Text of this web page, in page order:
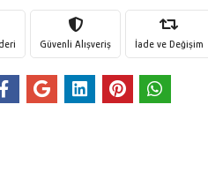
Güvenli Alışveriş İade ve Değişim